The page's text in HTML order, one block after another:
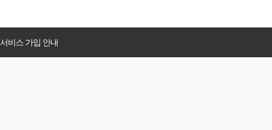
진 마켓인, 성공투자 창을 열다
비스 가입 안내
진 마켓인, 성공투자 창을 열다